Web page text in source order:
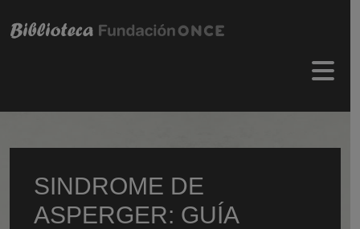
SINDROME DE
ASPERGER: GUÍA